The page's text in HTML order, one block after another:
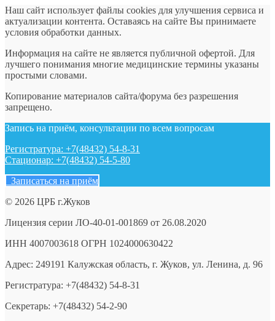
Наш сайт использует файлы cookies для улучшения сервиса и
актуализации контента. Оставаясь на сайте Вы принимаете
условия обработки данных.
Информация на сайте не является публичной офертой. Для
лучшего понимания многие медицинские термины указаны
простыми словами.
Копирование материалов сайта/форума без разрешения
запрещено.
Запись на приём, консультации по всем вопросам
Регистратура: +7(48432) 54-8-31
Стационар: +7(48432) 54-5-80
Записаться на приём
© 2026 ЦРБ г.Жуков
Лицензия серии ЛО-40-01-001869 от 26.08.2020
ИНН 4007003618 ОГРН 1024000630422
Адрес: 249191 Калужская область, г. Жуков, ул. Ленина, д. 96
Регистратура: +7(48432) 54-8-31
Секретарь: +7(48432) 54-2-90